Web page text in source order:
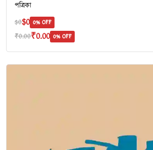
পত্রিকা
$0$0 0% OFF
₹0.00₹0.00 0% OFF